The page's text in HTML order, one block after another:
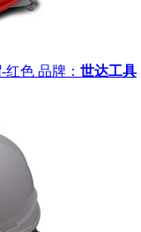
红色 品牌： 世达工具